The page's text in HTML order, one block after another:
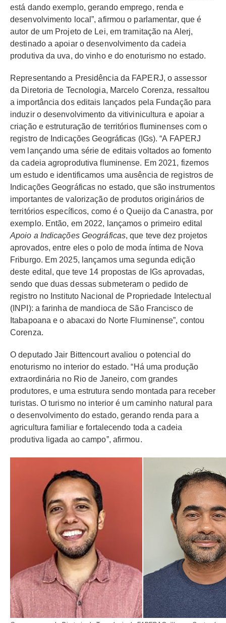
está dando exemplo, gerando emprego, renda e
desenvolvimento local”, afirmou o parlamentar, que é
autor de um Projeto de Lei, em tramitação na Alerj,
destinado a apoiar o desenvolvimento da cadeia
produtiva da uva, do vinho e do enoturismo no estado.
Representando a Presidência da FAPERJ, o assessor
da Diretoria de Tecnologia, Marcelo Corenza, ressaltou
a importância dos editais lançados pela Fundação para
induzir o desenvolvimento da vitivinicultura e apoiar a
criação e estruturação de territórios fluminenses com o
registro de Indicações Geográficas (IGs). “A FAPERJ
vem lançando uma série de editais voltados ao fomento
da cadeia agroprodutiva fluminense. Em 2021, fizemos
um estudo e identificamos uma ausência de registros de
Indicações Geográficas no estado, que são instrumentos
importantes de valorização de produtos originários de
territórios específicos, como é o Queijo da Canastra, por
exemplo. Então, em 2022, lançamos o primeiro edital
Apoio a Indicações Geográficas, que teve dez projetos
aprovados, entre eles o polo de moda íntima de Nova
Friburgo. Em 2025, lançamos uma segunda edição
deste edital, que teve 14 propostas de IGs aprovadas,
sendo que duas dessas submeteram o pedido de
registro no Instituto Nacional de Propriedade Intelectual
(INPI): a farinha de mandiocade São Francisco de
Itabapoanae o abacaxi do Norte Fluminense”, contou
Corenza.
O deputado Jair Bittencourt avaliou o potencial do
enoturismo no interior do estado. “Há uma produção
extraordinária no Rio de Janeiro, com grandes
produtores, e uma estrutura sendo montada para receber
turistas. O turismo no interior é um caminho natural para
o desenvolvimento do estado, gerando renda para a
agricultura familiar e fortalecendo toda a cadeia
produtiva ligada ao campo”, afirmou.